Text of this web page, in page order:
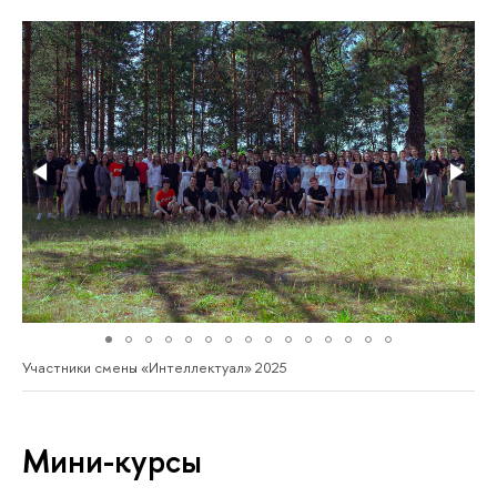
Участники смены «Интеллектуал» 2025
Мини-курсы